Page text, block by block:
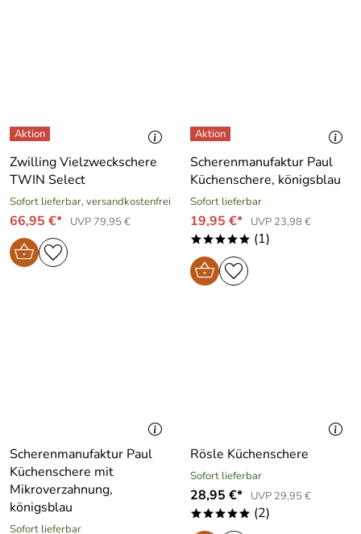
Zwilling Vielzweckschere
TWIN Select
Sofort lieferbar, versandkostenfrei
66,95 €* UVP 79,95 €
Scherenmanufaktur Paul
Küchenschere, königsblau
Sofort lieferbar
19,95 €* UVP 23,98 €
***** (1)
Scherenmanufaktur Paul
Küchenschere mit
Mikroverzahnung,
königsblau
Sofort lieferbar
Rösle Küchenschere
Sofort lieferbar
28,95 €* UVP 29,95 €
***** (2)